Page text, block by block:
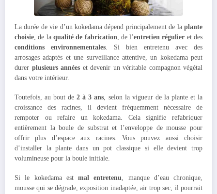
La durée de vie d’un kokedama dépend principalement de la plante
choisie, de la qualité de fabrication, de l’entretien régulier et des
conditions environnementales. Si bien entretenu avec des
arrosages adaptés et une surveillance attentive, un kokedama peut
durer plusieurs années et devenir un véritable compagnon végétal
dans votre intérieur.
Toutefois, au bout de2 à 3 ans, selon la vigueur de la plante et la
croissance des racines, il devient fréquemment nécessaire de
rempoter ou refaire un kokedama. Cela signifie refabriquer
entièrement la boule de substrat et l’enveloppe de mousse pour
offrir plus d’espace aux racines. Vous pouvez aussi choisir
d’installer la plante dans un pot classique si elle devient trop
volumineuse pour la boule initiale.
Si le kokedama est mal entretenu, manque d’eau chronique,
mousse qui se dégrade, exposition inadaptée, air trop sec, il pourrait